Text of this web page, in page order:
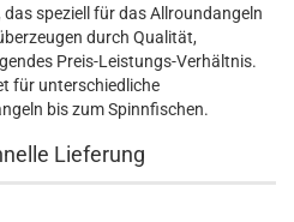
speziell für das Allroundangeln
durch Qualität,
Preis-Leistungs-Verhältnis.
für unterschiedliche
bis zum Spinnfischen.
Lieferung